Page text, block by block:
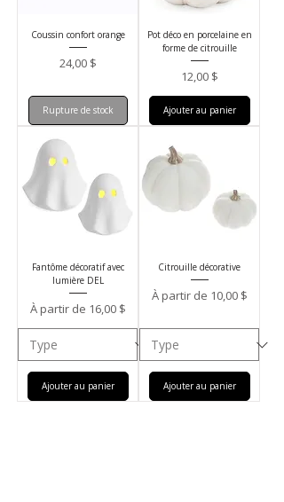
Coussin confort orange
Prix
24,00 $
Rupture de stock
Pot déco en porcelaine en
forme de citrouille
Prix
12,00 $
Ajouter au panier
Fantôme décoratif avec
lumière DEL
À partir de 16,00 $
Prix promotionnel
Ajouter au panier
Citrouille décorative
À partir de 10,00 $
Prix promotionnel
Ajouter au panier